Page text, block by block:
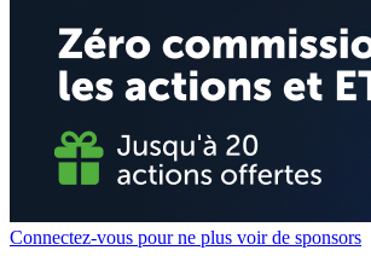
Connectez-vous pour ne plus voir de sponsors